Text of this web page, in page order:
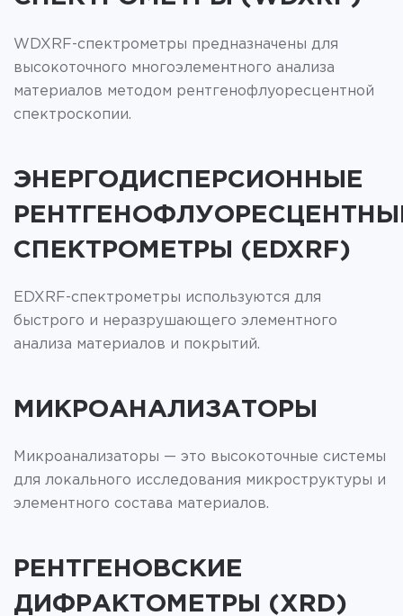
WDXRF-спектрометры предназначены для
высокоточного многоэлементного анализа
материалов методом рентгенофлуоресцентной
спектроскопии.
ЭНЕРГОДИСПЕРСИОННЫЕ
СПЕКТРОМЕТРЫ (EDXRF)
EDXRF-спектрометры используются для
быстрого и неразрушающего элементного
анализа материалов и покрытий.
МИКРОАНАЛИЗАТОРЫ
Микроанализаторы — это высокоточные системы
для локального исследования микроструктуры и
элементного состава материалов.
РЕНТГЕНОВСКИЕ
ДИФРАКТОМЕТРЫ (XRD)